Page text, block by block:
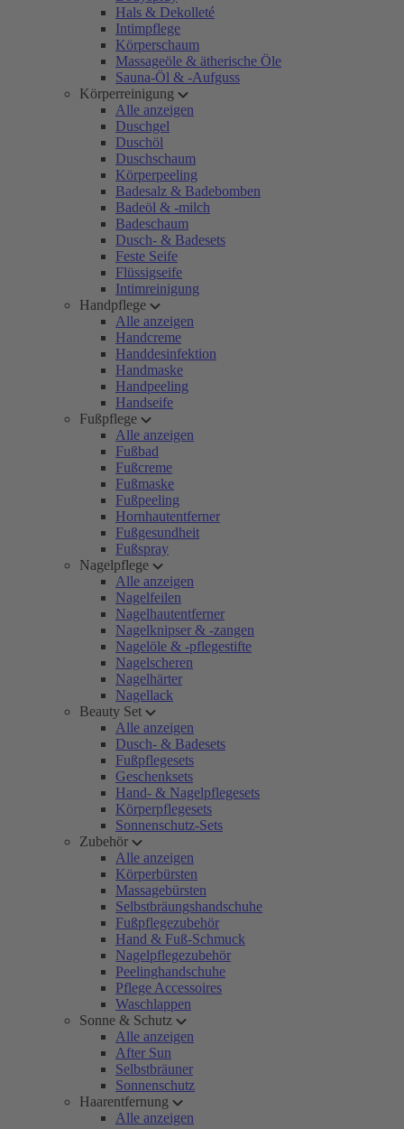
Hals & Dekolleté
Intimpflege
Körperschaum
Massageöle & ätherische Öle
Sauna-Öl & -Aufguss
Körperreinigung
Alle anzeigen
Duschgel
Duschöl
Duschschaum
Körperpeeling
Badesalz & Badebomben
Badeöl & -milch
Badeschaum
Dusch- & Badesets
Feste Seife
Flüssigseife
Intimreinigung
Handpflege
Alle anzeigen
Handcreme
Handdesinfektion
Handmaske
Handpeeling
Handseife
Fußpflege
Alle anzeigen
Fußbad
Fußcreme
Fußmaske
Fußpeeling
Hornhautentferner
Fußgesundheit
Fußspray
Nagelpflege
Alle anzeigen
Nagelfeilen
Nagelhautentferner
Nagelknipser & -zangen
Nagelöle & -pflegestifte
Nagelscheren
Nagelhärter
Nagellack
Beauty Set
Alle anzeigen
Dusch- & Badesets
Fußpflegesets
Geschenksets
Hand- & Nagelpflegesets
Körperpflegesets
Sonnenschutz-Sets
Zubehör
Alle anzeigen
Körperbürsten
Massagebürsten
Selbstbräungshandschuhe
Fußpflegezubehör
Hand & Fuß-Schmuck
Nagelpflegezubehör
Peelinghandschuhe
Pflege Accessoires
Waschlappen
Sonne & Schutz
Alle anzeigen
After Sun
Selbstbräuner
Sonnenschutz
Haarentfernung
Alle anzeigen